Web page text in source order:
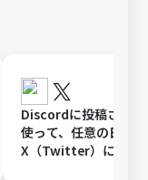
Discordに投稿され
使って、任意の日時に
X（Twitter）に投稿